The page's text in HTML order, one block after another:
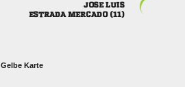
 
  
Gelbe Karte